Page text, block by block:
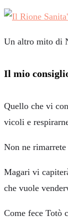
Un altro mito di
Il mio
Quello che vi
vicoli e
Non ne
Magari vi
che vuole
Come fece Totò